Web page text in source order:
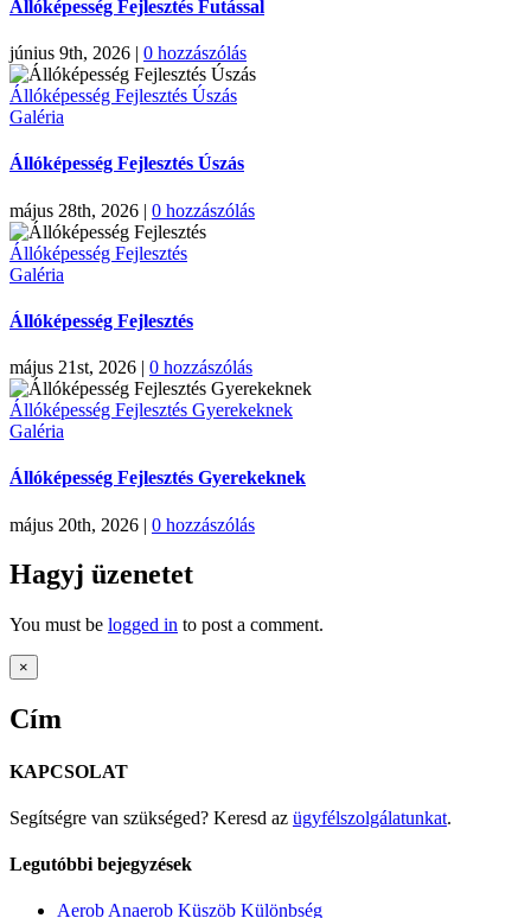
Állóképesség Fejlesztés Futással
június 9th, 2026 | 0 hozzászólás
Állóképesség Fejlesztés Úszás
Galéria
Állóképesség Fejlesztés Úszás
május 28th, 2026 | 0 hozzászólás
Állóképesség Fejlesztés
Galéria
Állóképesség Fejlesztés
május 21st, 2026 | 0 hozzászólás
Állóképesség Fejlesztés Gyerekeknek
Galéria
Állóképesség Fejlesztés Gyerekeknek
május 20th, 2026 | 0 hozzászólás
Hagyj üzenetet
You must be logged in to post a comment.
Close
product
view
×
Cím
KAPCSOLAT
Segítségre van szükséged? Keresd az ügyfélszolgálatunkat.
Legutóbbi bejegyzések
Aerob Anaerob Küszöb Különbség